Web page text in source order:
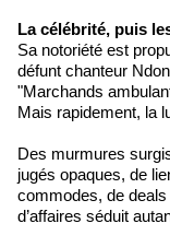
La célébrité, puis
Sa notoriété est
défunt chanteur
"Marchands
Mais rapidement, la
Des murmures
jugés opaques, de
commodes, de
d’affaires séduit